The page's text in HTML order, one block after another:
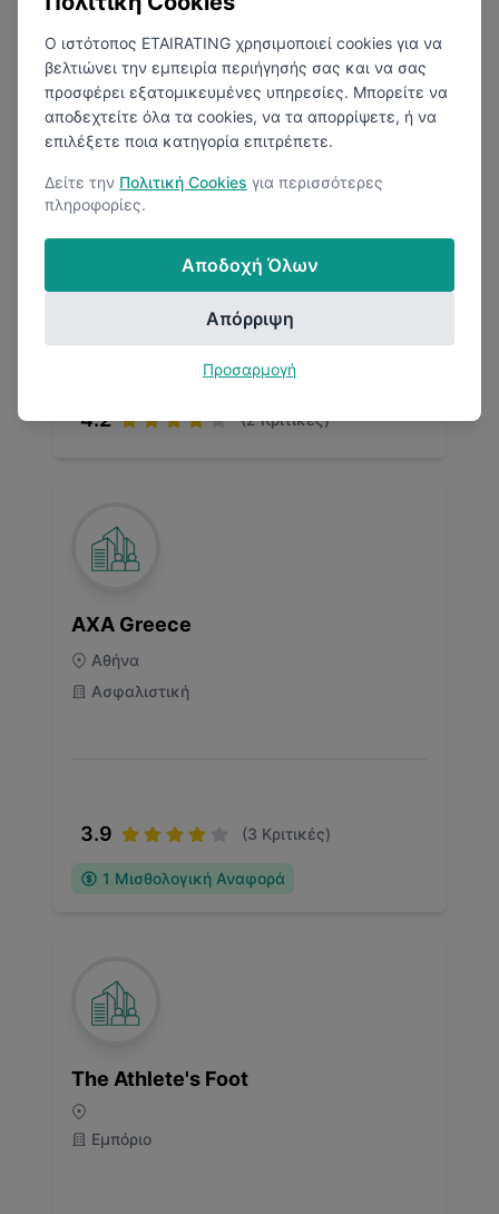
Grant Thornton Greece
Αθήνα
Συμβουλευτική
4.2 (2Κριτικές)
AXA Greece
Αθήνα
Ασφαλιστική
3.9 (3 Κριτικές)
1 Μισθολογική Αναφορά
The Athlete's Foot
Εμπόριο
Ο ιστότοπος ETAIRATING χρησιμοποιεί cookies για να
βελτιώνει την εμπειρία περιήγησής σας και να σας
προσφέρει εξατομικευμένες υπηρεσίες. Μπορείτε να
αποδεχτείτε όλα τα cookies, να τα απορρίψετε, ή να
επιλέξετε ποια κατηγορία επιτρέπετε.
Δείτε την Πολιτική Cookies για περισσότερες
πληροφορίες.
Αποδοχή Όλων
Απόρριψη
Προσαρμογή